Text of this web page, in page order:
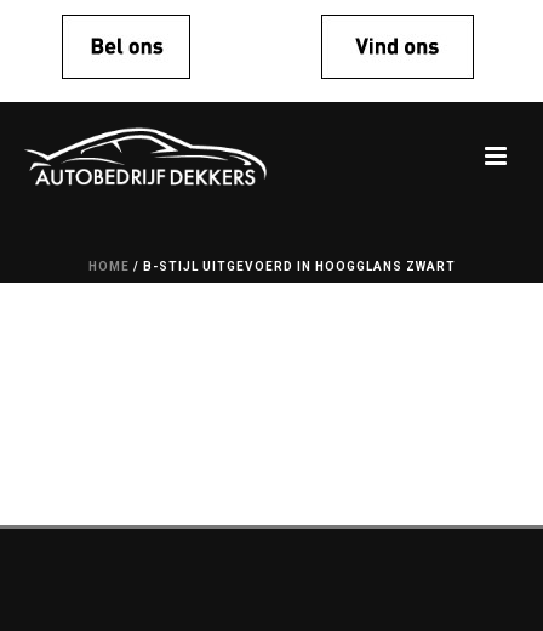
HOME / B-STIJL UITGEVOERD IN HOOGGLANS ZWART